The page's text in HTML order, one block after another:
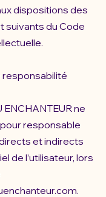
dispositions des
suivants du Code
responsabilité
ENCHANTEUR ne
responsable
et indirects
de l’utilisateur, lors
.